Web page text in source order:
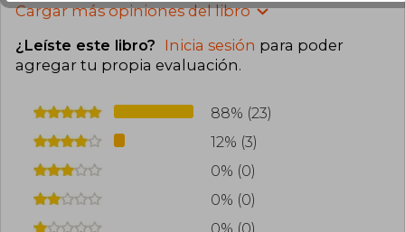
Cargar más opiniones del libro
¿Leíste este libro? Inicia sesión para poder
agregar tu propia evaluación.
88% (23)
12% (3)
0% (0)
0% (0)